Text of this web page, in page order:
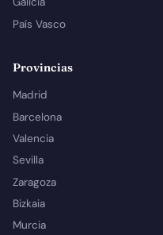
País Vasco
Provincias
Madrid
Barcelona
Valencia
Sevilla
Zaragoza
Bizkaia
Murcia